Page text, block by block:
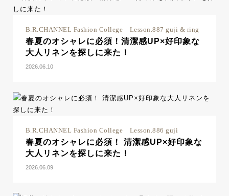
B.R.CHANNEL Fashion College Lesson.887 guji & ring
春夏のオシャレに必須！清潔感UP×好印象な
大人リネンを探しに来た！
2026.06.10
B.R.CHANNEL Fashion College Lesson.886 guji
春夏のオシャレに必須！ 清潔感UP×好印象な
大人リネンを探しに来た！
2026.06.09